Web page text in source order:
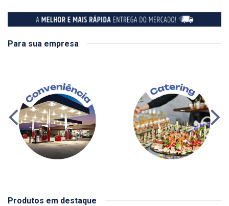
Para sua empresa
Produtos em destaque